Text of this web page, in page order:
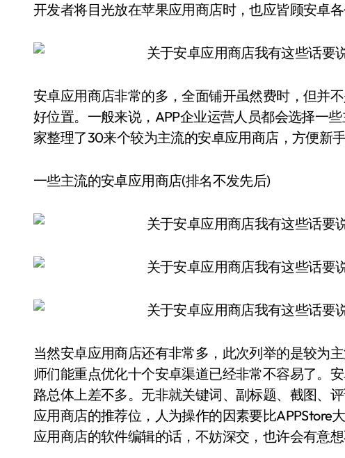
开发者将目光放在苹果应用商店时，也应皆顾安卓各
安卓应用商店非常的多，全面铺开虽然费时，但并
好位置。一般来说，APP企业运营人员都会选择一
家整理了30来个较为主流的安卓应用商店，方便新
一些主流的安卓应用商店(排名不发先后)
当然安卓应用商店还有非常多，此次列举的是较为
师们能重点优化十个安卓渠道已经非常不容易了。
路总体上差不多。无非就关键词、副标题、截图、
应用商店的推荐位，人为操作的因素要比APPStore
应用商店的软件编辑的话，不妨深交，也许会有意